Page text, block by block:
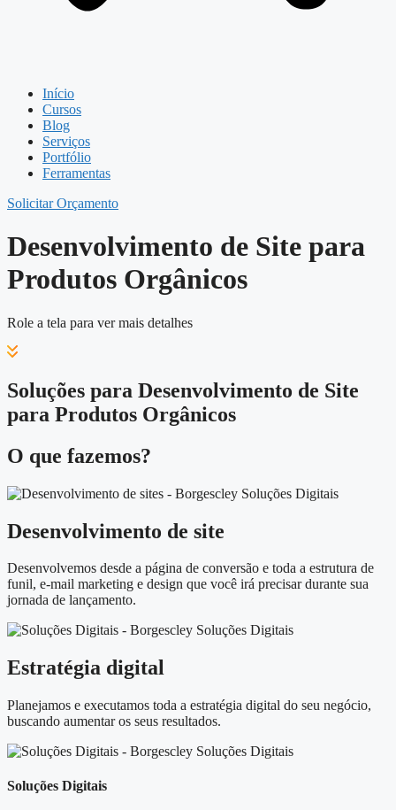
Início
Cursos
Blog
Serviços
Portfólio
Ferramentas
Solicitar Orçamento
Desenvolvimento de Site para
Produtos Orgânicos
Role a tela para ver mais detalhes
Soluções para Desenvolvimento de Site
para Produtos Orgânicos
O que fazemos?
Desenvolvimento de site
Desenvolvemos desde a página de conversão e toda a estrutura de
funil, e-mail marketing e design que você irá precisar durante sua
jornada de lançamento.
Estratégia digital
Planejamos e executamos toda a estratégia digital do seu negócio,
buscando aumentar os seus resultados.​
Soluções Digitais